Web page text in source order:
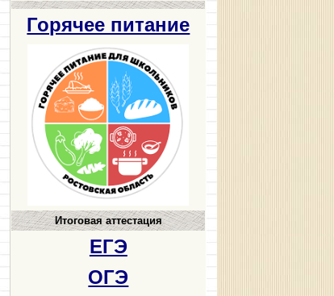
Горячее питание
Итоговая аттестация
ЕГЭ
ОГЭ